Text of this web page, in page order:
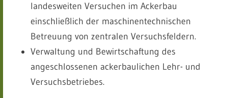
landesweiten Versuchen im Ackerbau
einschließlich der maschinentechnischen
Betreuung von zentralen Versuchsfeldern.
Verwaltung und Bewirtschaftung des
angeschlossenen ackerbaulichen Lehr- und
Versuchsbetriebes.